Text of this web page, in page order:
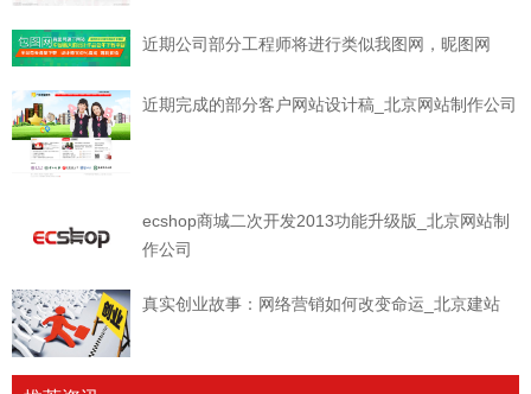
近期公司部分工程师将进行类似我图网，昵图网
近期完成的部分客户网站设计稿_北京网站制作公司
ecshop商城二次开发2013功能升级版_北京网站制
作公司
真实创业故事：网络营销如何改变命运_北京建站